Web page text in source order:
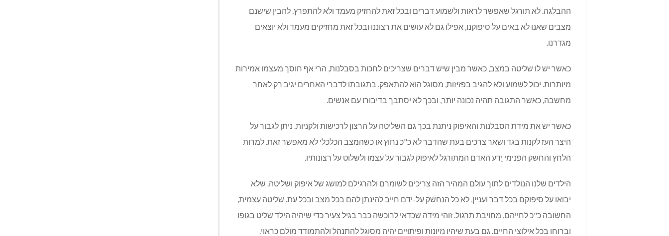
ההבלגה. לא תורגל שאפשר לראות ולשמוע דברים ובכל זאת להחזיק מעמד ולא להתפרץ. להבין שישנם
מצבים שאנו לא באים על סיפוקנו, אפילו גם לא עושים את רצוננו ובכל זאת מחזיקים מעמד ולא יוצאים
מגדרנו.
כאשר יש לו שליטה במצב, כאשר מבין שיש דברים שצריכים לחכות בסבלנות, הרי אף חוסך מעצמו אמירות
מיותרות. יכול לשמוע ולא להגיב בפזיזות, מסוגל הוא להתאפק. בתגובתו לדברי האחרים יגיב רק לאחר
מחשבה, כאשר התגובה תהיה נכונה יותר, ובכך לא יסתבך בדיבורו עם אנשים.
כאשר יש את מידת הסבלנות והאיפוק ניתנת בכך גם השליטה על הרצון לרכישות ולקניות. ניתן לגבור על
היצר העז לקנות בגד ושאר צרכים בעת שהדבר לא כ"כ נחוץ או כשהמצב הכלכלי לא מאפשר זאת. למרות
הלחץ והחשק הפנימי יֵדע האדם המתורגל לאיפוק לגבור על עצמו ולשלוט על רצונותיו.
הילדים שלנו הנולדים לתוך עולם המהיר הזה צריכים לשומרם ולהרגילם למושג של איפוק ושליטה. שלא
יבואו על סיפוקם בכל דבר ועניין, לא כל הנחשק על-ידם חייב להינתן להם בכל מצב ובכל עת. שליטה עצמית,
החשובה כ"כ לחייהם, מחויבת תרגול. זוהי מידה שכדאי לרוכשה כבר בגיל צעיר כדי שיהיה הילד שליט בגופו
וברוחו בכל אילוצי החיים. גם בעת שיהיו נזיונות ופיתויים יהיה מסוגל להתנהל ולהתמודד מולם כראוי.